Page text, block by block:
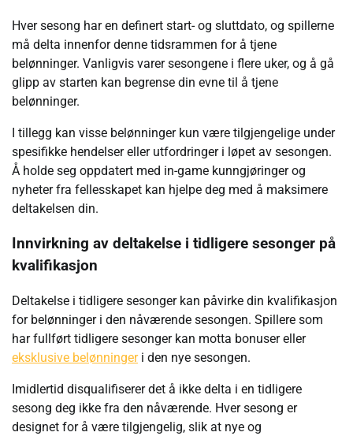
Hver sesong har en definert start- og sluttdato, og spillerne
må delta innenfor denne tidsrammen for å tjene
belønninger. Vanligvis varer sesongene i flere uker, og å gå
glipp av starten kan begrense din evne til å tjene
belønninger.
I tillegg kan visse belønninger kun være tilgjengelige under
spesifikke hendelser eller utfordringer i løpet av sesongen.
Å holde seg oppdatert med in-game kunngjøringer og
nyheter fra fellesskapet kan hjelpe deg med å maksimere
deltakelsen din.
Innvirkning av deltakelse i tidligere sesonger på
kvalifikasjon
Deltakelse i tidligere sesonger kan påvirke din kvalifikasjon
for belønninger i den nåværende sesongen. Spillere som
har fullført tidligere sesonger kan motta bonuser eller
eksklusive belønningeri den nye sesongen.
Imidlertid disqualifiserer det å ikke delta i en tidligere
sesong deg ikke fra den nåværende. Hver sesong er
designet for å være tilgjengelig, slik at nye og